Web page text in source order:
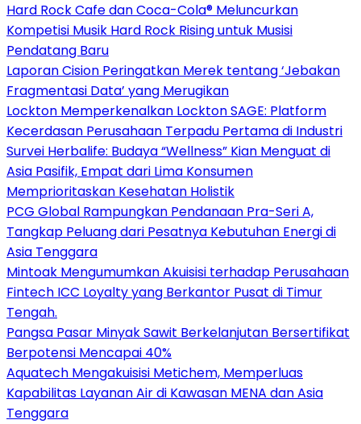
Hard Rock Cafe dan Coca-Cola® Meluncurkan
Kompetisi Musik Hard Rock Rising untuk Musisi
Pendatang Baru
Laporan Cision Peringatkan Merek tentang ‘Jebakan
Fragmentasi Data’ yang Merugikan
Lockton Memperkenalkan Lockton SAGE: Platform
Kecerdasan Perusahaan Terpadu Pertama di Industri
Survei Herbalife: Budaya “Wellness” Kian Menguat di
Asia Pasifik, Empat dari Lima Konsumen
Memprioritaskan Kesehatan Holistik
PCG Global Rampungkan Pendanaan Pra-Seri A,
Tangkap Peluang dari Pesatnya Kebutuhan Energi di
Asia Tenggara
Mintoak Mengumumkan Akuisisi terhadap Perusahaan
Fintech ICC Loyalty yang Berkantor Pusat di Timur
Tengah.
Pangsa Pasar Minyak Sawit Berkelanjutan Bersertifikat
Berpotensi Mencapai 40%
Aquatech Mengakuisisi Metichem, Memperluas
Kapabilitas Layanan Air di Kawasan MENA dan Asia
Tenggara